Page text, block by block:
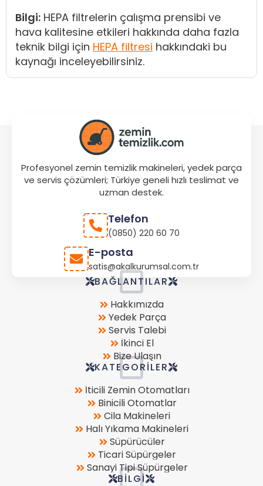
Bilgi: HEPA filtrelerin çalışma prensibi ve
hava kalitesine etkileri hakkında daha fazla
teknik bilgi için HEPA filtresi hakkındaki bu
kaynağı inceleyebilirsiniz.
Profesyonel zemin temizlik makineleri, yedek parça
ve servis çözümleri; Türkiye geneli hızlı teslimat ve
uzman destek.
Telefon
(0850) 220 60 70
E-posta
satis@akalkurumsal.com.tr
BAĞLANTILAR
Store
Location
Hakkımızda
Yedek Parça
Servis Talebi
İkinci El
Bize Ulaşın
KATEGORILER
İticili Zemin Otomatları
Binicili Otomatlar
Cila Makineleri
Halı Yıkama Makineleri
Süpürücüler
Ticari Süpürgeler
Sanayi Tipi Süpürgeler
BILGI